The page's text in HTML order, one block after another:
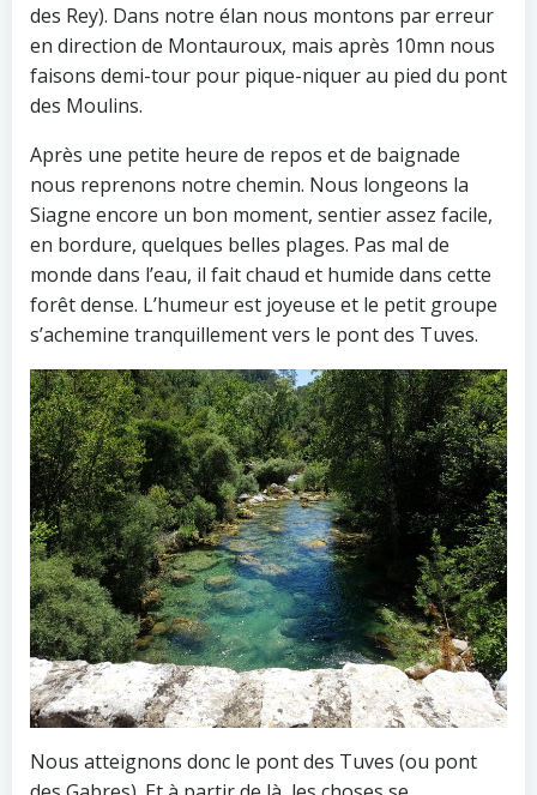
des Rey). Dans notre élan nous montons par erreur
en direction de Montauroux, mais après 10mn nous
faisons demi-tour pour pique-niquer au pied du pont
des Moulins.
Après une petite heure de repos et de baignade
nous reprenons notre chemin. Nous longeons la
Siagne encore un bon moment, sentier assez facile,
en bordure, quelques belles plages. Pas mal de
monde dans l’eau, il fait chaud et humide dans cette
forêt dense. L’humeur est joyeuse et le petit groupe
s’achemine tranquillement vers le pont des Tuves.
Nous atteignons donc le pont des Tuves (ou pont